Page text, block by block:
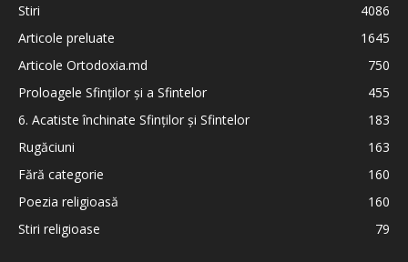
Stiri
4086
Articole preluate
1645
Articole Ortodoxia.md
750
Proloagele Sfinților și a Sfintelor
455
6. Acatiste închinate Sfinților și Sfintelor
183
Rugăciuni
163
Fără categorie
160
Poezia religioasă
160
Stiri religioase
79